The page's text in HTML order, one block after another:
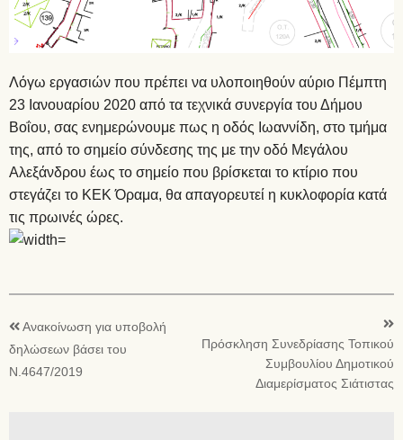
Λόγω εργασιών που πρέπει να υλοποιηθούν αύριο Πέμπτη
23 Ιανουαρίου 2020 από τα τεχνικά συνεργία του Δήμου
Βοΐου, σας ενημερώνουμε πως η οδός Ιωαννίδη, στο τμήμα
της, από το σημείο σύνδεσης της με την οδό Μεγάλου
Αλεξάνδρου έως το σημείο που βρίσκεται το κτίριο που
στεγάζει το ΚΕΚ Όραμα, θα απαγορευτεί η κυκλοφορία κατά
τις πρωινές ώρες.
Ανακοίνωση για υποβολή
δηλώσεων βάσει του
Ν.4647/2019
Πρόσκληση Συνεδρίασης Τοπικού
Συμβουλίου Δημοτικού
Διαμερίσματος Σιάτιστας